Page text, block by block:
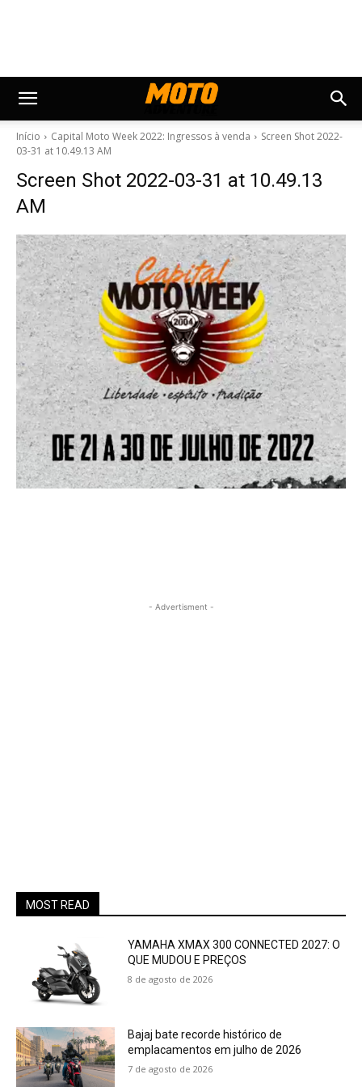
Início Capital Moto Week 2022: Ingressos à venda
Screen Shot 2022-
03-31 at 10.49.13 AM
Screen Shot 2022-03-31 at 10.49.13
AM
- Advertisment -
MOST READ
YAMAHA XMAX 300 CONNECTED 2027: O
QUE MUDOU E PREÇOS
8 de agosto de 2026
Bajaj bate recorde histórico de
emplacamentos em julho de 2026
7 de agosto de 2026